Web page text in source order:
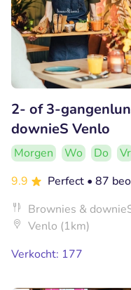
2- of 3-
downieS Venlo
Morgen Wo Do Vr
9.9
Perfect • 87
Brownies &
Venlo (1km)
Verkocht: 177